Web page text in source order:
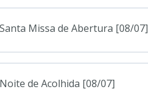
Santa Missa de Abertura [08/07]
Noite de Acolhida [08/07]